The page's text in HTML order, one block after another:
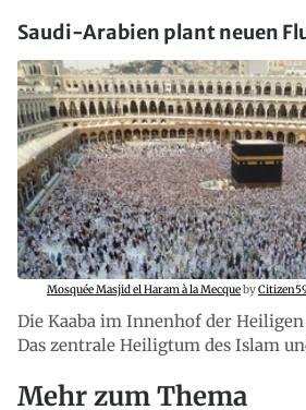
Saudi-Arabien plant neuen
Die Kaaba im Innenhof der
Das zentrale Heiligtum des Islam
Mosquée Masjid el Haram à la Mecqueby
Mehr zum Thema